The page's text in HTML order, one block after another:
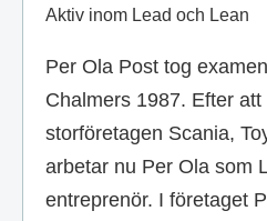
Aktiv inom Lead och Lean
Per Ola Post tog
Chalmers 1987. Efter
storföretagen Scania,
arbetar nu Per Ola som
entreprenör. I företaget